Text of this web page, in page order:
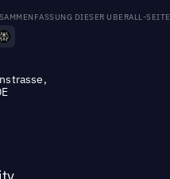
DIESER UBERALL-SEITE